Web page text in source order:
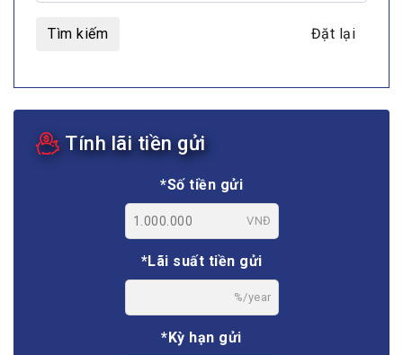
Tìm kiếm Đặt lại
Tính lãi tiền gửi
*Số tiền gửi
VNĐ
*Lãi suất tiền gửi
%/year
*Kỳ hạn gửi